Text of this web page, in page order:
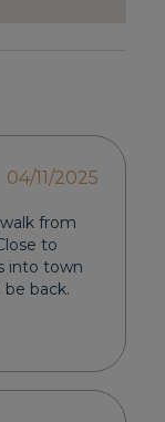
04/11/2025
from
to
into town
back.